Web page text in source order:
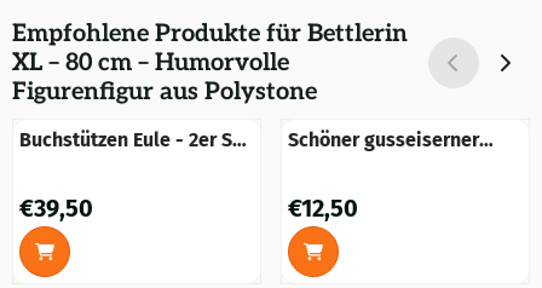
Empfohlene Produkte für Bettlerin
XL – 80 cm – Humorvolle
Figurenfigur aus Polystone
Buchstützen Eule - 2er Set
Preis: 39,50
€39,50
Schöner gusseiserner
Preis: 12,50
€12,50